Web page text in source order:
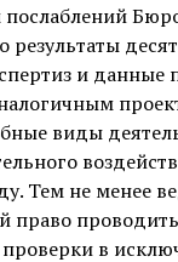
результаты
и данные
виды
Тем не менее
право проводить
в